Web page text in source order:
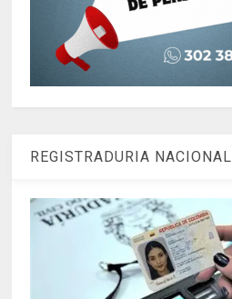
REGISTRADURIA NACIONAL